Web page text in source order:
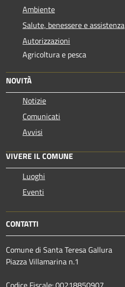
Ambiente
Salute, benessere e assistenza
Autorizzazioni
Agricoltura e pesca
NOVITÀ
Notizie
Comunicati
Avvisi
VIVERE IL COMUNE
Luoghi
Eventi
CONTATTI
Comune di Santa Teresa Gallura
Piazza Villamarina n.1